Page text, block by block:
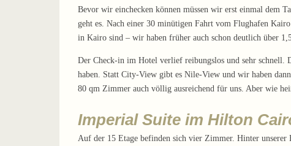
Bevor wir einchecken können müssen wir erst einmal dem
geht es. Nach einer 30 minütigen Fahrt vom Flughafen
in Kairo sind – wir haben früher auch schon deutlich über
Der Check-in im Hotel verlief reibungslos und sehr schnell.
haben. Statt City-View gibt es Nile-View und wir haben dann
80 qm Zimmer auch völlig ausreichend für uns. Aber wie
Imperial Suite im Hilton
Auf der 15 Etage befinden sich vier Zimmer. Hinter